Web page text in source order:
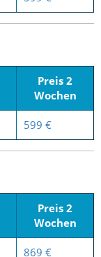
Preis 2
Wochen
599 €
Preis 2
Wochen
869 €